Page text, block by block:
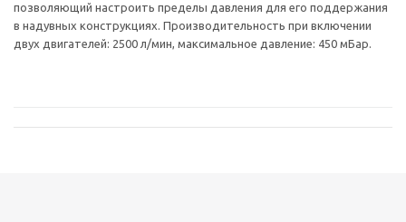
позволяющий настроить пределы давления для его поддержания
в надувных конструкциях. Производительность при включении
двух двигателей: 2500 л/мин, максимальное давление: 450 мБар.